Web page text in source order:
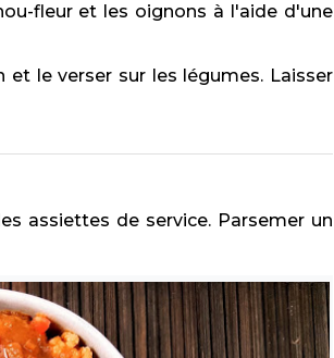
fleur et les oignons à l'aide d'une
et le verser sur les légumes. Laisser
assiettes de service. Parsemer un